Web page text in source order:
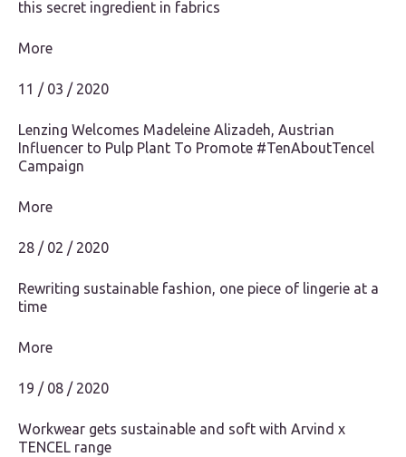
this secret ingredient in fabrics
More
11 / 03 / 2020
Lenzing Welcomes Madeleine Alizadeh, Austrian
Influencer to Pulp Plant To Promote #TenAboutTencel
Campaign
More
28 / 02 / 2020
Rewriting sustainable fashion, one piece of lingerie at a
time
More
19 / 08 / 2020
Workwear gets sustainable and soft with Arvind x
TENCEL range